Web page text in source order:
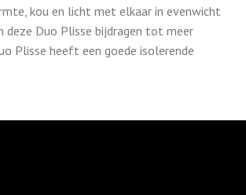
kou en licht met elkaar in evenwicht
deze Duo Plisse bijdragen tot meer
Plisse heeft een goede isolerende